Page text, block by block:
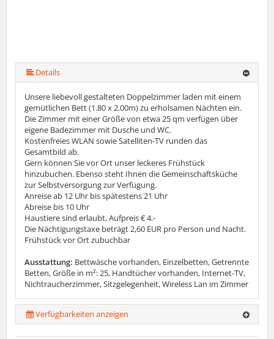
Details
Unsere liebevoll gestalteten Doppelzimmer laden mit einem
gemütlichen Bett (1.80 x 2.00m) zu erholsamen Nächten ein.
Die Zimmer mit einer Größe von etwa 25 qm verfügen über
eigene Badezimmer mit Dusche und WC.
Kostenfreies WLAN sowie Satelliten-TV runden das
Gesamtbild ab.
Gern können Sie vor Ort unser leckeres Frühstück
hinzubuchen. Ebenso steht Ihnen die Gemeinschaftsküche
zur Selbstversorgung zur Verfügung.
Anreise ab 12 Uhr bis spätestens 21 Uhr
Abreise bis 10 Uhr
Haustiere sind erlaubt, Aufpreis € 4.-
Die Nächtigungstaxe beträgt 2,60 EUR pro Person und Nacht.
Frühstück vor Ort zubuchbar
Ausstattung: Bettwäsche vorhanden, Einzelbetten, Getrennte
Betten, Größe in m²: 25, Handtücher vorhanden, Internet-TV,
Nichtraucherzimmer, Sitzgelegenheit, Wireless Lan im Zimmer
Verfügbarkeiten anzeigen